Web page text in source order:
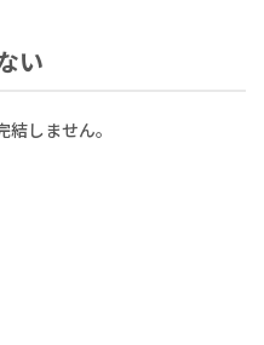
い
しません。